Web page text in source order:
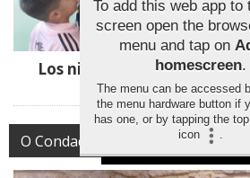
Los niños de Mos aprenden
O Condado
Aviso sobre el Uso de
Utilizamos cookies
funcionamiento del
lista de cookies y como
nuestra Política de
Aceptar Cookies
To add this web app to
screen open the
menu and tap on
homescreen.
The menu can be accessed
the menu hardware button if
has one, or by tapping the
icon
.